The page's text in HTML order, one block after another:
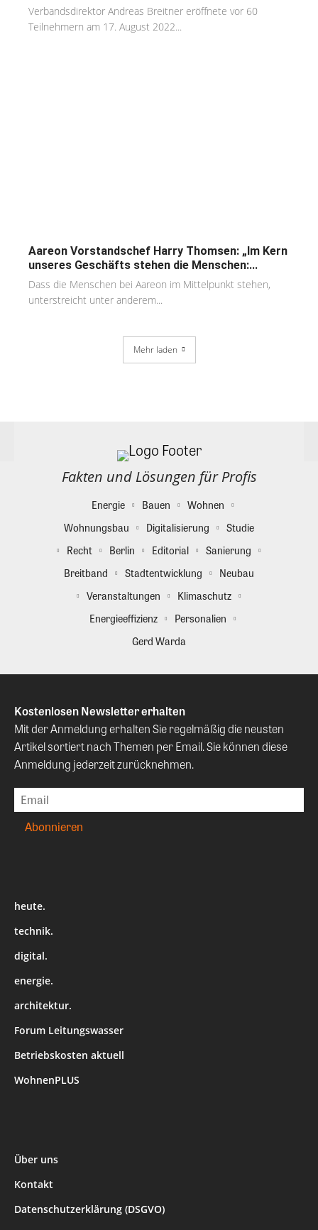
Verbandsdirektor Andreas Breitner eröffnete vor 60
Teilnehmern am 17. August 2022...
Aareon Vorstandschef Harry Thomsen: „Im Kern
unseres Geschäfts stehen die Menschen:...
Dass die Menschen bei Aareon im Mittelpunkt stehen,
unterstreicht unter anderem...
Mehr laden
Fakten und Lösungen für Profis
Energie Bauen
Wohnen
Wohnungsbau
Digitalisierung
Studie
Recht
Berlin Editorial
Sanierung
Breitband
Stadtentwicklung
Neubau
Veranstaltungen
Klimaschutz
Energieeffizienz
Personalien
Gerd Warda
Kostenlosen Newsletter erhalten
Mit der Anmeldung erhalten Sie regelmäßig die neusten
Artikel sortiert nach Themen per Email. Sie können diese
Anmeldung jederzeit zurücknehmen.
heute.
technik.
digital.
energie.
architektur.
Forum Leitungswasser
Betriebskosten aktuell
WohnenPLUS
Über uns
Kontakt
Datenschutzerklärung (DSGVO)